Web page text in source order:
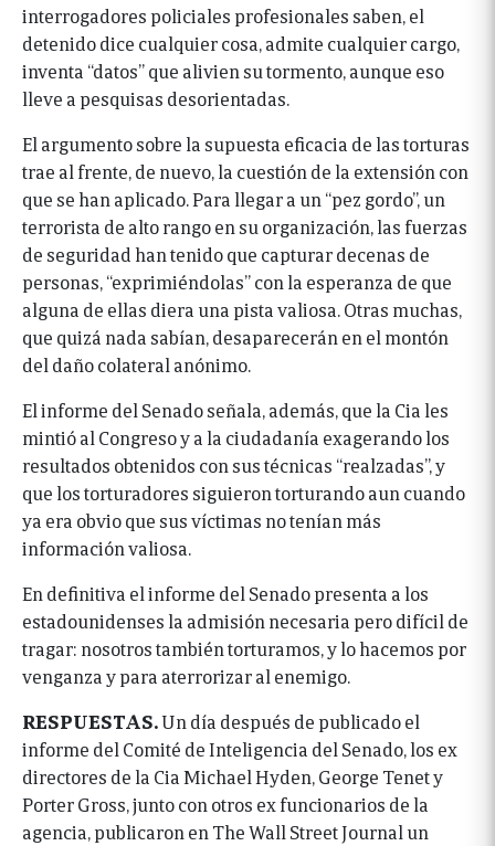
interrogadores policiales profesionales saben, el
detenido dice cualquier cosa, admite cualquier cargo,
inventa “datos” que alivien su tormento, aunque eso
lleve a pesquisas desorientadas.
El argumento sobre la supuesta eficacia de las torturas
trae al frente, de nuevo, la cuestión de la extensión con
que se han aplicado. Para llegar a un “pez gordo”, un
terrorista de alto rango en su organización, las fuerzas
de seguridad han tenido que capturar decenas de
personas, “exprimiéndolas” con la esperanza de que
alguna de ellas diera una pista valiosa. Otras muchas,
que quizá nada sabían, desaparecerán en el montón
del daño colateral anónimo.
El informe del Senado señala, además, que la Cia les
mintió al Congreso y a la ciudadanía exagerando los
resultados obtenidos con sus técnicas “realzadas”, y
que los torturadores siguieron torturando aun cuando
ya era obvio que sus víctimas no tenían más
información valiosa.
En definitiva el informe del Senado presenta a los
estadounidenses la admisión necesaria pero difícil de
tragar: nosotros también torturamos, y lo hacemos por
venganza y para aterrorizar al enemigo.
RESPUESTAS.Un día después de publicado el
informe del Comité de Inteligencia del Senado, los ex
directores de la Cia Michael Hyden, George Tenet y
Porter Gross, junto con otros ex funcionarios de la
agencia, publicaron en The Wall Street Journal un